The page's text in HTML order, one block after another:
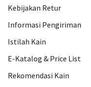
Kebijakan Retur
Informasi Pengiriman
Istilah Kain
E-Katalog & Price List
Rekomendasi Kain